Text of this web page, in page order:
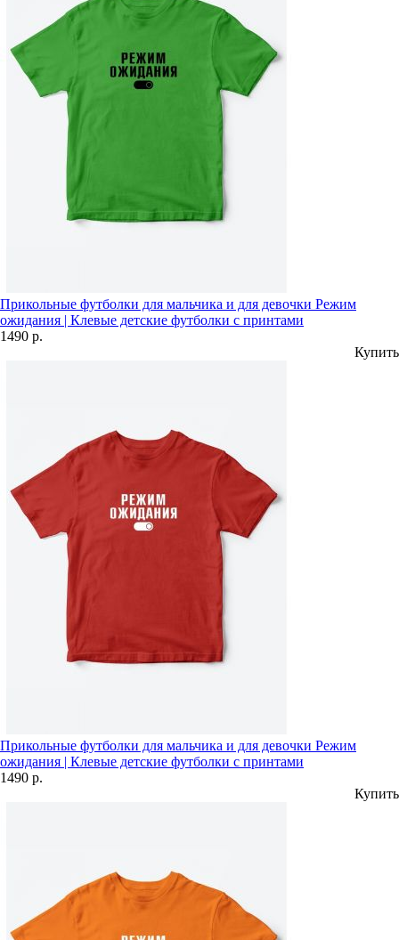
Прикольные футболки для мальчика и для девочки Режим
ожидания | Клевые детские футболки с принтами
1490 р.
Купить
Прикольные футболки для мальчика и для девочки Режим
ожидания | Клевые детские футболки с принтами
1490 р.
Купить